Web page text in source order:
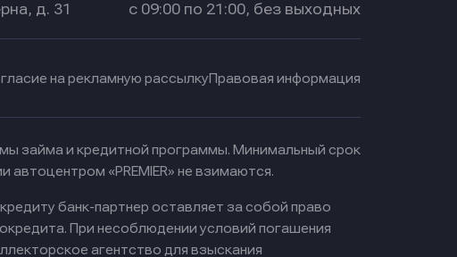
д. 31 с 09:00 по 21:00, без выходных
на рекламную рассылкуПравовая информация
займа и кредитной программы. Минимальный срок
«PREMIER» не взимаются.
банк-партнер оставляет за собой право
При несоблюдении условий погашения
агентство для взыскания